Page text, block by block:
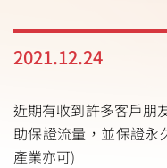
2021.12.24
近期有收到許多客戶朋
助保證流量，並保證永
產業亦可)